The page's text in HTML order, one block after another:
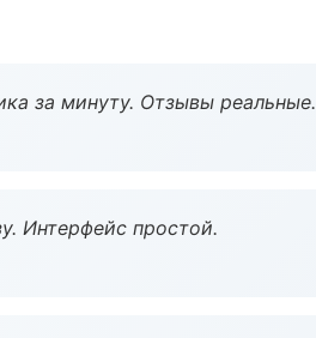
за минуту. Отзывы реальные.
Интерфейс простой.